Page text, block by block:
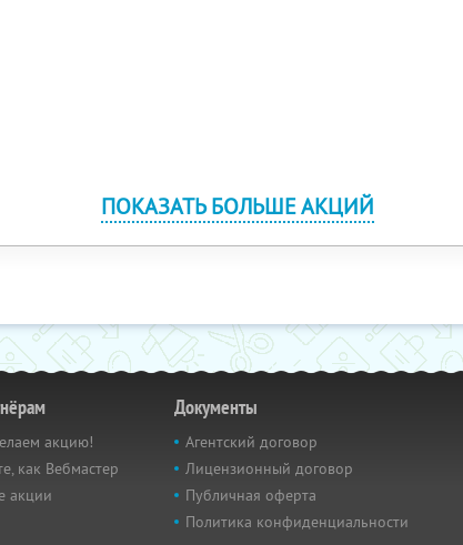
ПОКАЗАТЬ БОЛЬШЕ АКЦИЙ
акцию!
как Вебмастер
акции
Документы
Агентский договор
Лицензионный договор
Публичная оферта
Политика конфиденциальности